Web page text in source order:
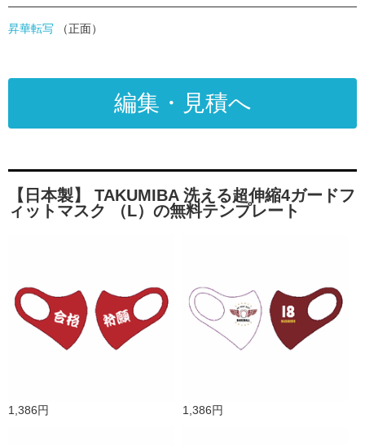
昇華転写 （正面）
編集・見積へ
【日本製】 TAKUMIBA 洗える超伸縮4ガードフ
ィットマスク （L）の無料テンプレート
1,386円 1,386円